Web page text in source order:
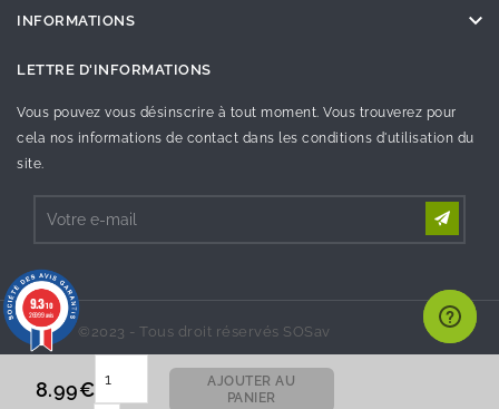
8.99€
AJOUTER AU
PANIER
INFORMATIONS 
LETTRE D'INFORMATIONS
Vous pouvez vous désinscrire à tout moment. Vous trouverez pour
cela nos informations de contact dans les conditions d'utilisation du
site.
©2023 - Tous droit réservés SOSav
9.3/10
26999 avis